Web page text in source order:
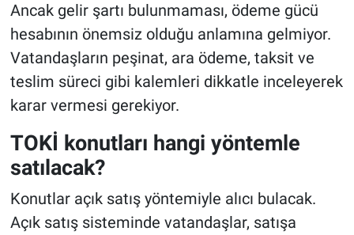
Ancak gelir şartı bulunmaması, ödeme gücü
hesabının önemsiz olduğu anlamına gelmiyor.
Vatandaşların peşinat, ara ödeme, taksit ve
teslim süreci gibi kalemleri dikkatle inceleyerek
karar vermesi gerekiyor.
TOKİ konutları hangi yöntemle
satılacak?
Konutlar açık satış yöntemiyle alıcı bulacak.
Açık satış sisteminde vatandaşlar, satışa